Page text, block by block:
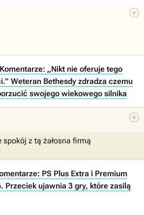
Komentarze: „Nikt nie oferuje tego
Weteran Bethesdy zdradza czemu
swojego wiekowego silnika
z tą żałosna firmą
PS Plus Extra i Premium
Przeciek ujawnia 3 gry, które zasilą